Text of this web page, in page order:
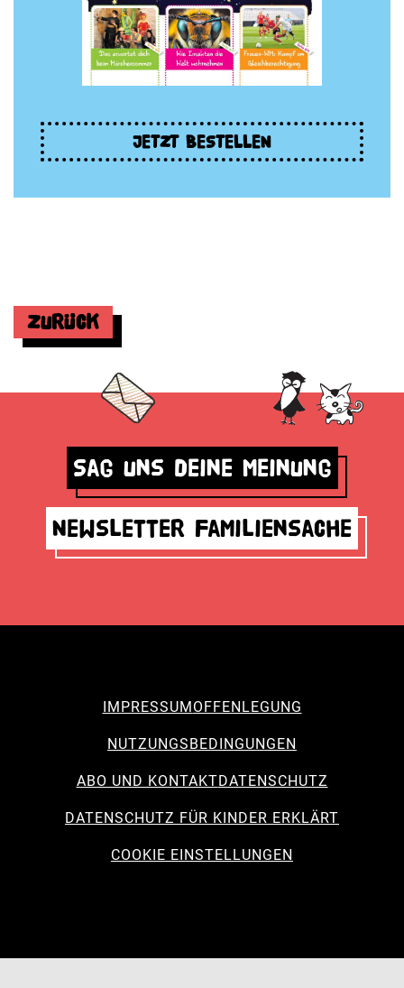
JETZT BESTELLEN
Zurück
Sag uns deine Meinung
Newsletter Familiensache
IMPRESSUM OFFENLEGUNG
NUTZUNGSBEDINGUNGEN
ABO UND KONTAKTDATENSCHUTZ
DATENSCHUTZ FÜR KINDER ERKLÄRT
COOKIE EINSTELLUNGEN